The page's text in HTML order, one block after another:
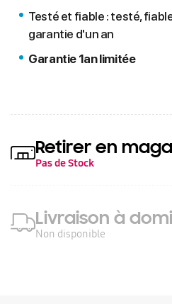
Testé et fiable : testé,
garantie d'un an
Garantie 1an limitée
Retirer en
Pas de Stock
Livraison à
Non disponible